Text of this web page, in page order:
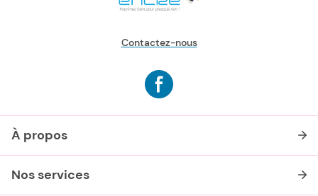
Contactez-nous
À propos
Nos services